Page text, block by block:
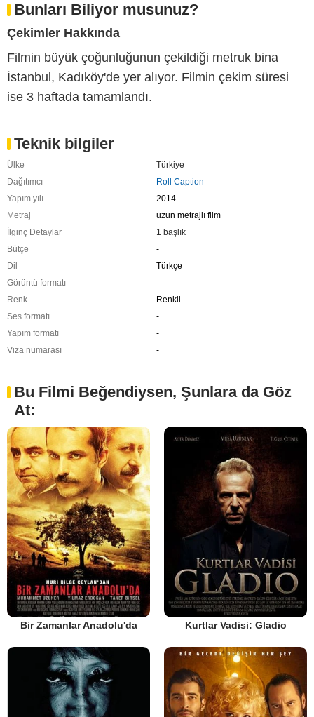
Bunları Biliyor musunuz?
Çekimler Hakkında
Filmin büyük çoğunluğunun çekildiği metruk bina
İstanbul, Kadıköy'de yer alıyor. Filmin çekim süresi
ise 3 haftada tamamlandı.
Teknik bilgiler
Ülke
Türkiye
Dağıtımcı
Roll Caption
Yapım yılı
2014
Metraj
uzun metrajlı film
İlginç Detaylar
1 başlık
Bütçe
-
Dil
Türkçe
Görüntü formatı
-
Renk
Renkli
Ses formatı
-
Yapım formatı
-
Viza numarası
-
Bu Filmi Beğendiysen, Şunlara da Göz
At:
Bir Zamanlar Anadolu'da Kurtlar Vadisi: Gladio